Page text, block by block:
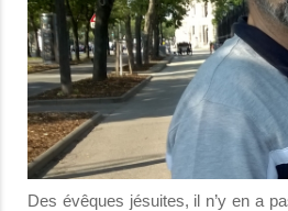
Des évêques jésuites, il n’y en a